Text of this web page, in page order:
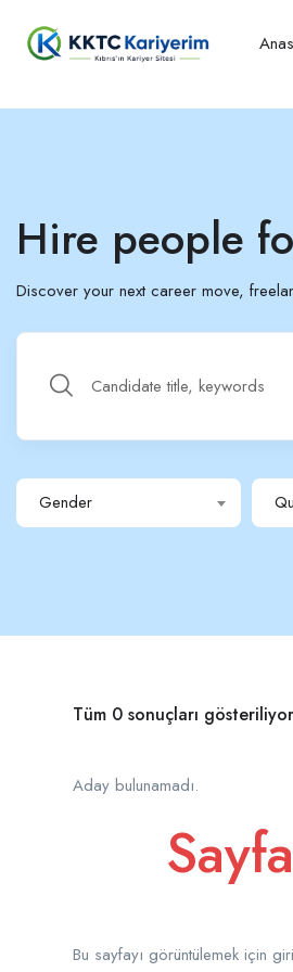
Hire people
Discover your next career move,
Gender
Tüm 0 sonuçları gösteriliyor
Aday bulunamadı.
Bu sayfayı görüntülemek için